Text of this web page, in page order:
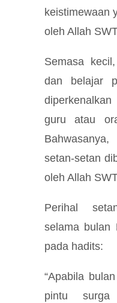
keistimewaan
oleh Allah
Semasa
dan belajar
guru atau
setan-setan
oleh Allah
Perihal
selama bulan
pada hadits:
“Apabila
pintu surga